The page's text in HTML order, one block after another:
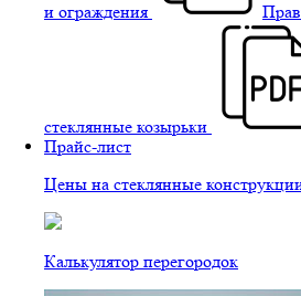
и ограждения
стеклянные козырьки
Прайс-лист
Цены на стеклянные
Калькулятор перегородок